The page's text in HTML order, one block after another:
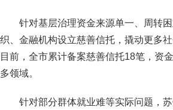
针对基层治理资金来源单一、周转
织、金融机构设立慈善信托，撬动更多
目前，全市累计备案慈善信托18笔，资
多领域。
针对部分群体就业难等实际问题，